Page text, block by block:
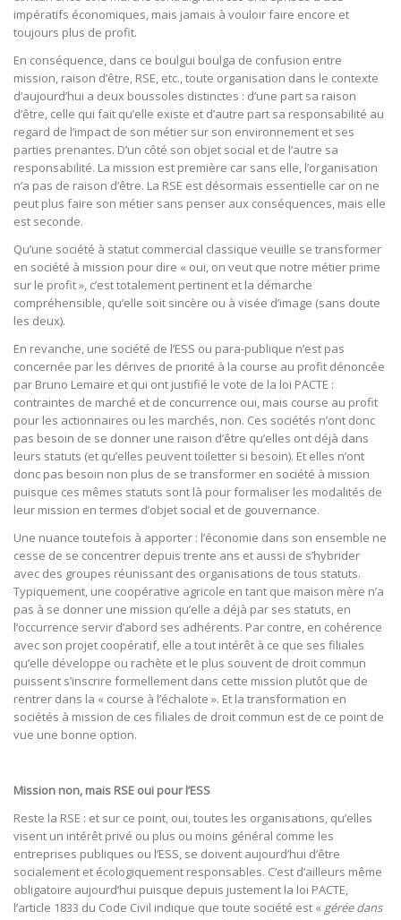
impératifs économiques, mais jamais à vouloir faire encore et
toujours plus de profit.
En conséquence, dans ce boulgui boulga de confusion entre
mission, raison d’être, RSE, etc., toute organisation dans le contexte
d’aujourd’hui a deux boussoles distinctes : d’une part sa raison
d’être, celle qui fait qu’elle existe et d’autre part sa responsabilité au
regard de l’impact de son métier sur son environnement et ses
parties prenantes. D’un côté son objet social et de l’autre sa
responsabilité. La mission est première car sans elle, l’organisation
n’a pas de raison d’être. La RSE est désormais essentielle car on ne
peut plus faire son métier sans penser aux conséquences, mais elle
est seconde.
Qu’une société à statut commercial classique veuille se transformer
en société à mission pour dire « oui, on veut que notre métier prime
sur le profit », c’est totalement pertinent et la démarche
compréhensible, qu’elle soit sincère ou à visée d’image (sans doute
les deux).
En revanche, une société de l’ESS ou para-publique n’est pas
concernée par les dérives de priorité à la course au profit dénoncée
par Bruno Lemaire et qui ont justifié le vote de la loi PACTE :
contraintes de marché et de concurrence oui, mais course au profit
pour les actionnaires ou les marchés, non. Ces sociétés n’ont donc
pas besoin de se donner une raison d’être qu’elles ont déjà dans
leurs statuts (et qu’elles peuvent toiletter si besoin). Et elles n’ont
donc pas besoin non plus de se transformer en société à mission
puisque ces mêmes statuts sont là pour formaliser les modalités de
leur mission en termes d’objet social et de gouvernance.
Une nuance toutefois à apporter : l’économie dans son ensemble ne
cesse de se concentrer depuis trente ans et aussi de s’hybrider
avec des groupes réunissant des organisations de tous statuts.
Typiquement, une coopérative agricole en tant que maison mère n’a
pas à se donner une mission qu’elle a déjà par ses statuts, en
l’occurrence servir d’abord ses adhérents. Par contre, en cohérence
avec son projet coopératif, elle a tout intérêt à ce que ses filiales
qu’elle développe ou rachète et le plus souvent de droit commun
puissent s’inscrire formellement dans cette mission plutôt que de
rentrer dans la « course à l’échalote ». Et la transformation en
sociétés à mission de ces filiales de droit commun est de ce point de
vue une bonne option.
Mission non, mais RSE oui pour l’ESS
Reste la RSE : et sur ce point, oui, toutes les organisations, qu’elles
visent un intérêt privé ou plus ou moins général comme les
entreprises publiques ou l’ESS, se doivent aujourd’hui d’être
socialement et écologiquement responsables. C’est d’ailleurs même
obligatoire aujourd’hui puisque depuis justement la loi PACTE,
l’article 1833 du Code Civil indique que toute société est « gérée dans